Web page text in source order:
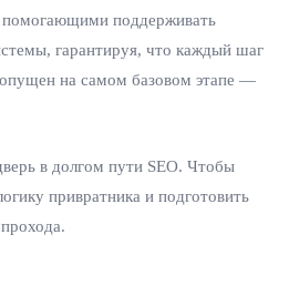
поддерживать
гарантируя, что каждый шаг
на самом базовом этапе —
в долгом пути SEO. Чтобы
привратника и подготовить